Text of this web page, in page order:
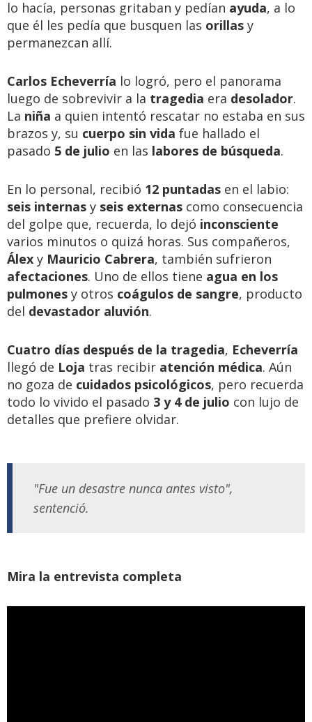
lo hacía, personas gritaban y pedían ayuda, a lo
que él les pedía que busquen las orillas y
permanezcan allí.
Carlos Echeverría lo logró, pero el panorama
luego de sobrevivir a la tragedia era desolador.
La niña a quien intentó rescatar no estaba en sus
brazos y, su cuerpo sin vida fue hallado el
pasado 5 de julio en las labores de búsqueda.
En lo personal, recibió 12 puntadas en el labio:
seis internas y seis externas como consecuencia
del golpe que, recuerda, lo dejó inconsciente
varios minutos o quizá horas. Sus compañeros,
Álex y Mauricio Cabrera, también sufrieron
afectaciones. Uno de ellos tiene agua en los
pulmones y otros coágulos de sangre, producto
del devastador aluvión.
Cuatro días después de la tragedia, Echeverría
llegó de Loja tras recibir atención médica. Aún
no goza de cuidados psicológicos, pero recuerda
todo lo vivido el pasado 3 y 4 de julio con lujo de
detalles que prefiere olvidar.
"Fue un desastre nunca antes visto",
sentenció.
Mira la entrevista completa